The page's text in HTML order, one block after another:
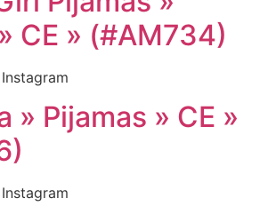
CE » (#AM734)
» Pijamas » CE »